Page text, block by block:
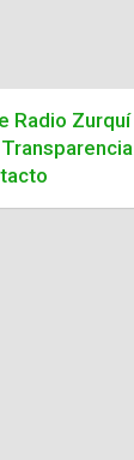
Radio Zurquí
Transparencia